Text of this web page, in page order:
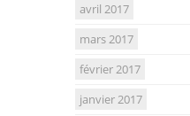
avril 2017
mars 2017
février 2017
janvier 2017